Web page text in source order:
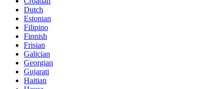
Dutch
Estonian
Filipino
Finnish
Frisian
Galician
Georgian
Gujarati
Haitian